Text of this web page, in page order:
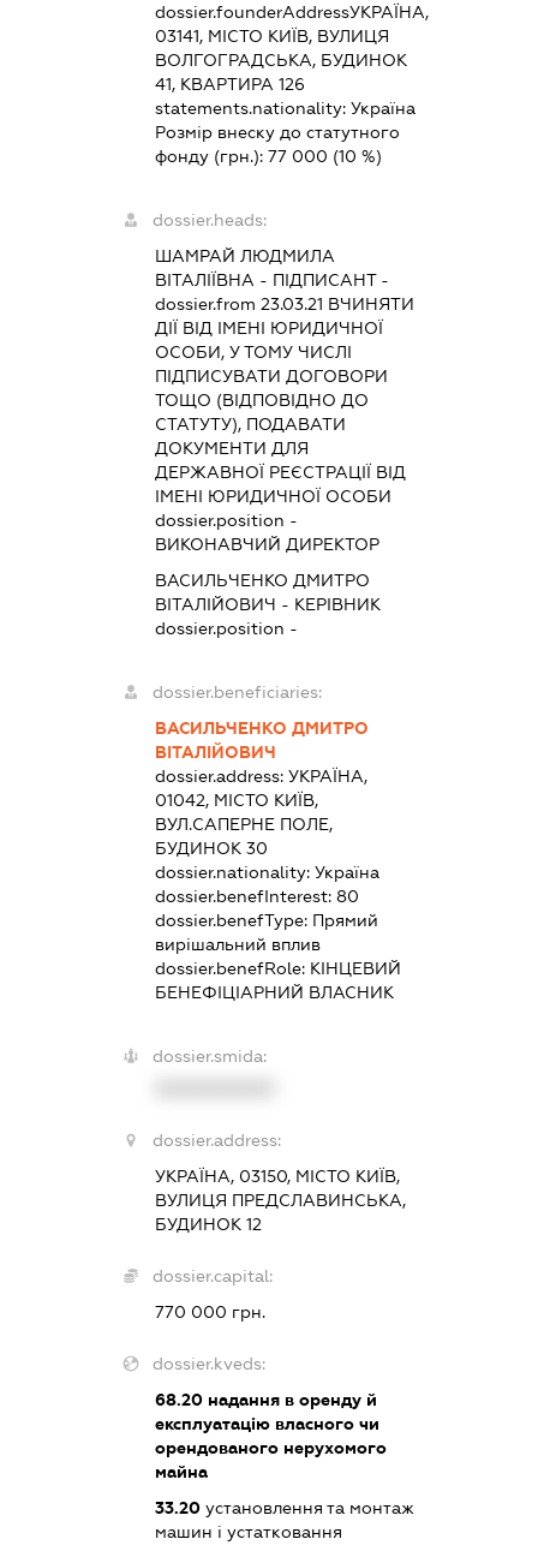
dossier.founderAddressУКРАЇНА,
03141, МІСТО КИЇВ, ВУЛИЦЯ
ВОЛГОГРАДСЬКА, БУДИНОК
41, КВАРТИРА 126
statements.nationality: Україна
Розмір внеску до статутного
фонду (грн.): 77 000 (10 %)
dossier.heads:
ШАМРАЙ ЛЮДМИЛА
ВІТАЛІЇВНА - ПІДПИСАНТ-
dossier.from 23.03.21 ВЧИНЯТИ
ДІЇ ВІД ІМЕНІ ЮРИДИЧНОЇ
ОСОБИ, У ТОМУ ЧИСЛІ
ПІДПИСУВАТИ ДОГОВОРИ
ТОЩО (ВІДПОВІДНО ДО
СТАТУТУ), ПОДАВАТИ
ДОКУМЕНТИ ДЛЯ
ДЕРЖАВНОЇ РЕЄСТРАЦІЇ ВІД
ІМЕНІ ЮРИДИЧНОЇ ОСОБИ
dossier.position -
ВИКОНАВЧИЙ ДИРЕКТОР
ВАСИЛЬЧЕНКО ДМИТРО
ВІТАЛІЙОВИЧ - КЕРІВНИК
dossier.position -
dossier.beneficiaries:
ВАСИЛЬЧЕНКО ДМИТРО
ВІТАЛІЙОВИЧ
dossier.address: УКРАЇНА,
01042, МІСТО КИЇВ,
ВУЛ.САПЕРНЕ ПОЛЕ,
БУДИНОК 30
dossier.nationality: Україна
dossier.benefInterest: 80
dossier.benefType: Прямий
вирішальний вплив
dossier.benefRole: КІНЦЕВИЙ
БЕНЕФІЦІАРНИЙ ВЛАСНИК
dossier.smida:
dossier.address:
УКРАЇНА, 03150, МІСТО КИЇВ,
ВУЛИЦЯ ПРЕДСЛАВИНСЬКА,
БУДИНОК 12
dossier.capital:
770 000 грн.
dossier.kveds:
68.20надання в оренду й
експлуатацію власного чи
орендованого нерухомого
майна
33.20установлення та монтаж
машин і устатковання